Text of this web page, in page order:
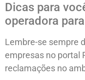
Dicas para
operadora
Lembre-se sempre
empresas no portal
reclamações no